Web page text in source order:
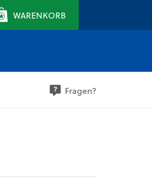
WARENKORB
Fragen?